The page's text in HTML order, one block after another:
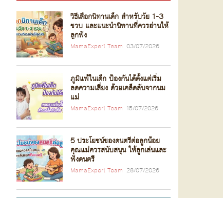
วิธีเลือกนิทานเด็ก สำหรับวัย 1-3
ขวบ และแนะนำนิทานที่ควรอ่านให้
ลูกฟัง
MamaExpert Team 03/07/2026
ภูมิแพ้ในเด็ก ป้องกันได้ตั้งแต่เริ่ม
ลดความเสี่ยง ด้วยเคล็ดลับจากนม
แม่
MamaExpert Team 15/07/2026
5 ประโยชน์ของดนตรีต่อลูกน้อย
คุณแม่ควรสนับสนุน ให้ลูกเล่นและ
ฟังดนตรี
MamaExpert Team 28/07/2026